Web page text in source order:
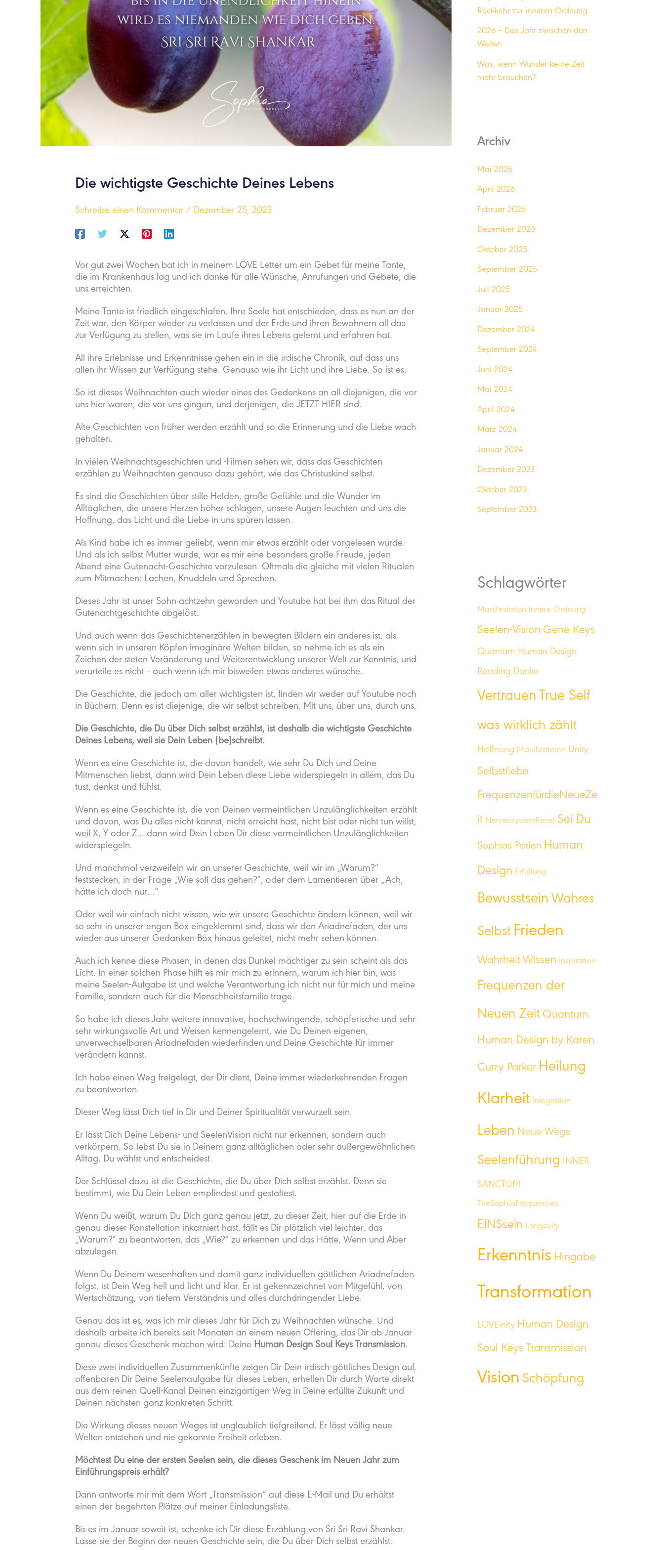
Die wichtigste Geschichte Deines Lebens
Schreibe einen Kommentar / Dezember 25, 2023
Vor gut zwei Wochen bat ich in meinem LOVE Letter um ein Gebet für meine Tante,
die im Krankenhaus lag und ich danke für alle Wünsche, Anrufungen und Gebete, die
uns erreichten.
Meine Tante ist friedlich eingeschlafen. Ihre Seele hat entschieden, dass es nun an der
Zeit war, den Körper wieder zu verlassen und der Erde und ihren Bewohnern all das
zur Verfügung zu stellen, was sie im Laufe ihres Lebens gelernt und erfahren hat.
All ihre Erlebnisse und Erkenntnisse gehen ein in die irdische Chronik, auf dass uns
allen ihr Wissen zur Verfügung stehe. Genauso wie ihr Licht und ihre Liebe. So ist es.
So ist dieses Weihnachten auch wieder eines des Gedenkens an all diejenigen, die vor
uns hier waren, die vor uns gingen, und derjenigen, die JETZT HIER sind.
Alte Geschichten von früher werden erzählt und so die Erinnerung und die Liebe wach
gehalten.
In vielen Weihnachtsgeschichten und -Filmen sehen wir, dass das Geschichten
erzählen zu Weihnachten genauso dazu gehört, wie das Christuskind selbst.
Es sind die Geschichten über stille Helden, große Gefühle und die Wunder im
Alltäglichen, die unsere Herzen höher schlagen, unsere Augen leuchten und uns die
Hoffnung, das Licht und die Liebe in uns spüren lassen.
Als Kind habe ich es immer geliebt, wenn mir etwas erzählt oder vorgelesen wurde.
Und als ich selbst Mutter wurde, war es mir eine besonders große Freude, jeden
Abend eine Gutenacht-Geschichte vorzulesen. Oftmals die gleiche mit vielen Ritualen
zum Mitmachen: Lachen, Knuddeln und Sprechen.
Dieses Jahr ist unser Sohn achtzehn geworden und Youtube hat bei ihm das Ritual der
Gutenachtgeschichte abgelöst.
Und auch wenn das Geschichtenerzählen in bewegten Bildern ein anderes ist, als
wenn sich in unseren Köpfen imaginäre Welten bilden, so nehme ich es als ein
Zeichen der steten Veränderung und Weiterentwicklung unserer Welt zur Kenntnis, und
verurteile es nicht – auch wenn ich mir bisweilen etwas anderes wünsche.
Die Geschichte, die jedoch am aller wichtigsten ist, finden wir weder auf Youtube noch
in Büchern. Denn es ist diejenige, die wir selbst schreiben. Mit uns, über uns, durch uns.
Die Geschichte, die Du über Dich selbst erzählst, ist deshalb die wichtigste Geschichte
Deines Lebens, weil sie Dein Leben (be)schreibt.
Wenn es eine Geschichte ist, die davon handelt, wie sehr Du Dich und Deine
Mitmenschen liebst, dann wird Dein Leben diese Liebe widerspiegeln in allem, das Du
tust, denkst und fühlst.
Wenn es eine Geschichte ist, die von Deinen vermeintlichen Unzulänglichkeiten erzählt
und davon, was Du alles nicht kannst, nicht erreicht hast, nicht bist oder nicht tun willst,
weil X, Y oder Z… dann wird Dein Leben Dir diese vermeintlichen Unzulänglichkeiten
widerspiegeln.
Und manchmal verzweifeln wir an unserer Geschichte, weil wir im „Warum?“
feststecken, in der Frage „Wie soll das gehen?“, oder dem Lamentieren über „Ach,
hätte ich doch nur…“
Oder weil wir einfach nicht wissen, wie wir unsere Geschichte ändern können, weil wir
so sehr in unserer engen Box eingeklemmt sind, dass wir den Ariadnefaden, der uns
wieder aus unserer Gedanken-Box hinaus geleitet, nicht mehr sehen können.
Auch ich kenne diese Phasen, in denen das Dunkel mächtiger zu sein scheint als das
Licht. In einer solchen Phase hilft es mir mich zu erinnern, warum ich hier bin, was
meine Seelen-Aufgabe ist und welche Verantwortung ich nicht nur für mich und meine
Familie, sondern auch für die Menschheitsfamilie trage.
So habe ich dieses Jahr weitere innovative, hochschwingende, schöpferische und sehr
sehr wirkungsvolle Art und Weisen kennengelernt, wie Du Deinen eigenen,
unverwechselbaren Ariadnefaden wiederfinden und Deine Geschichte für immer
verändern kannst.
Ich habe einen Weg freigelegt, der Dir dient, Deine immer wiederkehrenden Fragen
zu beantworten.
Dieser Weg lässt Dich tief in Dir und Deiner Spiritualität verwurzelt sein.
Er lässt Dich Deine Lebens- und SeelenVision nicht nur erkennen, sondern auch
verkörpern. So lebst Du sie in Deinem ganz alltäglichen oder sehr außergewöhnlichen
Alltag. Du wählst und entscheidest.
Der Schlüssel dazu ist die Geschichte, die Du über Dich selbst erzählst. Denn sie
bestimmt, wie Du Dein Leben empfindest und gestaltest.
Wenn Du weißt, warum Du Dich ganz genau jetzt, zu dieser Zeit, hier auf die Erde in
genau dieser Konstellation inkarniert hast, fällt es Dir plötzlich viel leichter, das
„Warum?“ zu beantworten, das „Wie?“ zu erkennen und das Hätte, Wenn und Aber
abzulegen.
Wenn Du Deinem wesenhaften und damit ganz individuellen göttlichen Ariadnefaden
folgst, ist Dein Weg hell und licht und klar. Er ist gekennzeichnet von Mitgefühl, von
Wertschätzung, von tiefem Verständnis und alles durchdringender Liebe.
Genau das ist es, was ich mir dieses Jahr für Dich zu Weihnachten wünsche. Und
deshalb arbeite ich bereits seit Monaten an einem neuen Offering, das Dir ab Januar
genau dieses Geschenk machen wird: Deine Human Design Soul Keys Transmission.
Diese zwei individuellen Zusammenkünfte zeigen Dir Dein irdisch-göttliches Design auf,
offenbaren Dir Deine Seelenaufgabe für dieses Leben, erhellen Dir durch Worte direkt
aus dem reinen Quell-Kanal Deinen einzigartigen Weg in Deine erfüllte Zukunft und
Deinen nächsten ganz konkreten Schritt.
Die Wirkung dieses neuen Weges ist unglaublich tiefgreifend. Er lässt völlig neue
Welten entstehen und nie gekannte Freiheit erleben.
Möchtest Du eine der ersten Seelen sein, die dieses Geschenk im Neuen Jahr zum
Einführungspreis erhält?
Dann antworte mir mit dem Wort „Transmission“ auf diese E-Mail und Du erhältst
einen der begehrten Plätze auf meiner Einladungsliste.
Bis es im Januar soweit ist, schenke ich Dir diese Erzählung von Sri Sri Ravi Shankar.
Lasse sie der Beginn der neuen Geschichte sein, die Du über Dich selbst erzählst:
Rückkehr zur inneren Ordnung
2026 – Das Jahr zwischen den
Welten
Was, wenn Wunder keine Zeit
mehr brauchen?
Archiv
Mai 2026
April 2026
Februar 2026
Dezember 2025
Oktober 2025
September 2025
Juli 2025
Januar 2025
Dezember 2024
September 2024
Juni 2024
Mai 2024
April 2024
März 2024
Januar 2024
Dezember 2023
Oktober 2023
September 2023
Schlagwörter
Manifestation Innere Ordnung
Seelen-Vision Gene Keys
Quantum Human Design
Reading Danke
Vertrauen True Self
was wirklich zählt
Hoffnung Manifestieren Unity
Selbstliebe
FrequenzenfürdieNeueZe
it NervensystemReset Sei Du
Sophias Perlen Human
Design Erfüllung
Bewusstsein Wahres
Selbst Frieden
Wahrheit Wissen Inspiration
Frequenzen der
Neuen Zeit Quantum
Human Design by Karen
Curry Parker Heilung
Klarheit Integration
Leben Neue Wege
Seelenführung INNER
SANCTUM
TheSophiaFrequencies
EINSsein Longevity
Erkenntnis Hingabe
Transformation
LOVEinity Human Design
Soul Keys Transmission
Vision Schöpfung